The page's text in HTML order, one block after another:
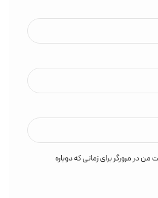
در مرورگر برای زمانی که دوباره